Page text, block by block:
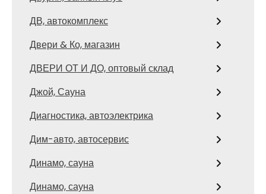
ДВ, автокомплекс
Двери & Ко, магазин
ДВЕРИ ОТ И ДО, оптовый склад
Джой, Сауна
Диагностика, автоэлектрика
Дим-авто, автосервис
Динамо, сауна
Динамо, сауна